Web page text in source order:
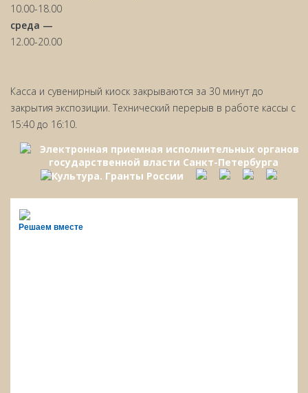
10.00-18.00
среда —
12.00-20.00
Касса и сувенирный киоск закрываются за 30 минут до
закрытия экспозиции. Технический перерыв в работе кассы с
15:40 до 16:10.
Решаем вместе